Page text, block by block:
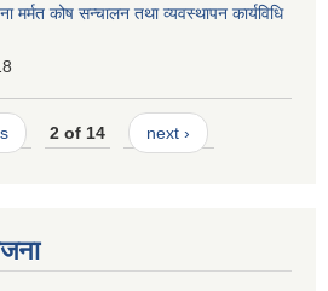
मर्मत कोष सन्चालन तथा व्यवस्थापन कार्यविधि
2 of 14 next ›